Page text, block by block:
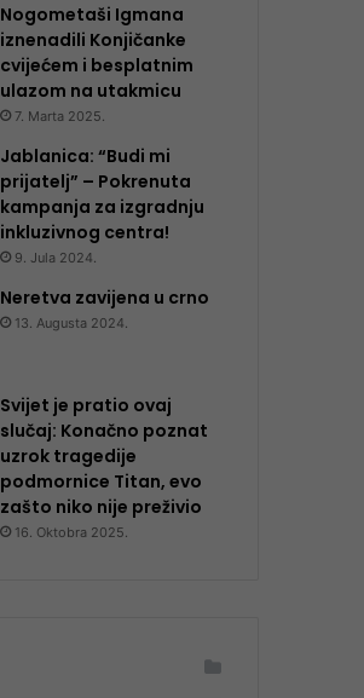
Nogometaši Igmana
iznenadili Konjičanke
cvijećem i besplatnim
ulazom na utakmicu
7. Marta 2025.
Jablanica: “Budi mi
prijatelj” – Pokrenuta
kampanja za izgradnju
inkluzivnog centra!
9. Jula 2024.
Neretva zavijena u crno
13. Augusta 2024.
Svijet je pratio ovaj
slučaj: Konačno poznat
uzrok tragedije
podmornice Titan, evo
zašto niko nije preživio
16. Oktobra 2025.